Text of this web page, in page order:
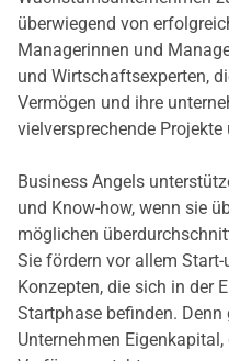
überwiegend von
Managerinnen und
und Wirtschaftsexperten,
Vermögen und ihre
vielversprechende
Business Angels
und Know-how, wenn sie
möglichen
Sie fördern vor allem
Konzepten, die sich in der
Startphase befinden.
Unternehmen